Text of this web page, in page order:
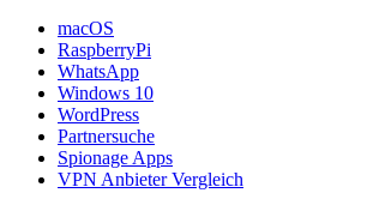
macOS
RaspberryPi
WhatsApp
Windows 10
WordPress
Partnersuche
Spionage Apps
VPN Anbieter Vergleich